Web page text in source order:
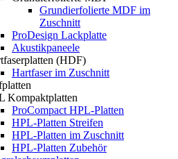
Grundierfolierte MDF im
Zuschnitt
ProDesign Lackplatte
Akustikpaneele
(HDF)
Hartfaser im Zuschnitt
Kompaktplatten
ProCompact HPL-Platten
HPL-Platten Streifen
HPL-Platten im Zuschnitt
HPL-Platten Zubehör